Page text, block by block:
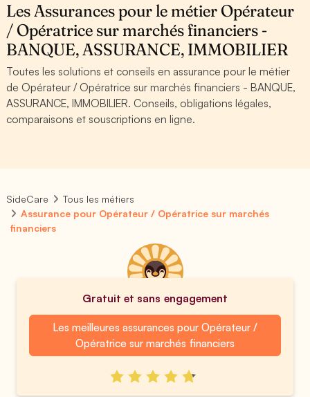
Les Assurances pour le métier Opérateur
/ Opératrice sur marchés financiers -
BANQUE, ASSURANCE, IMMOBILIER
Toutes les solutions et conseils en assurance pour le métier
de Opérateur / Opératrice sur marchés financiers - BANQUE,
ASSURANCE, IMMOBILIER. Conseils, obligations légales,
comparaisons et souscriptions en ligne.
SideCare
Tous les métiers
Assurance pour Opérateur / Opératrice sur marchés
financiers
Gratuit et sans engagement
Les meilleures assurances pour Opérateur /
Opératrice sur marchés financiers